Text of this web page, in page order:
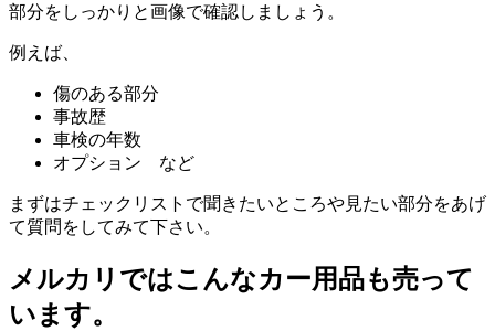
部分をしっかりと画像で確認しましょう。
例えば、
傷のある部分
事故歴
車検の年数
オプション など
まずはチェックリストで聞きたいところや見たい部分をあげ
て質問をしてみて下さい。
メルカリではこんなカー用品も売って
います。